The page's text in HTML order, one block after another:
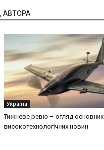
АВТОРА
Україна
Тижневе ревю – огляд основних
високотехнологічних новин